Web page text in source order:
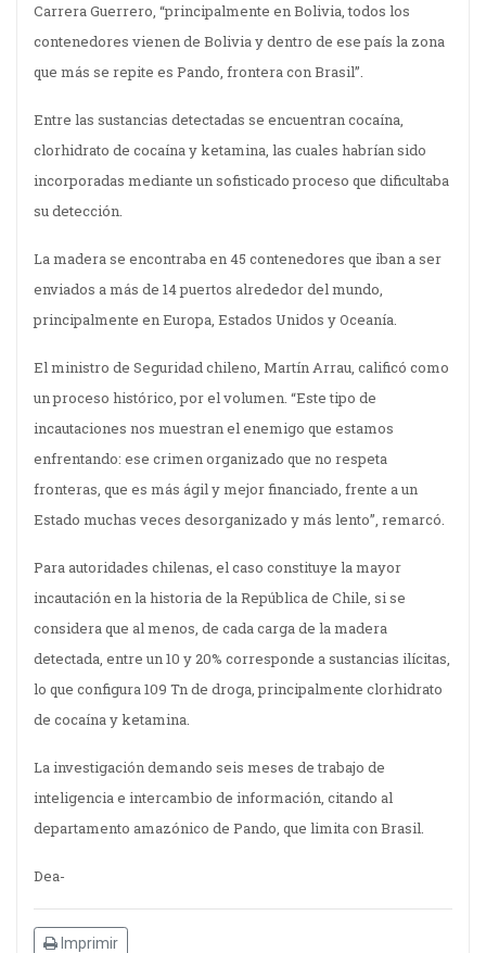
Carrera Guerrero, “principalmente en Bolivia, todos los
contenedores vienen de Bolivia y dentro de ese país la zona
que más se repite es Pando, frontera con Brasil”.
Entre las sustancias detectadas se encuentran cocaína,
clorhidrato de cocaína y ketamina, las cuales habrían sido
incorporadas mediante un sofisticado proceso que dificultaba
su detección.
La madera se encontraba en 45 contenedores que iban a ser
enviados a más de 14 puertos alrededor del mundo,
principalmente en Europa, Estados Unidos y Oceanía.
El ministro de Seguridad chileno, Martín Arrau, calificó como
un proceso histórico, por el volumen. “Este tipo de
incautaciones nos muestran el enemigo que estamos
enfrentando: ese crimen organizado que no respeta
fronteras, que es más ágil y mejor financiado, frente a un
Estado muchas veces desorganizado y más lento”, remarcó.
Para autoridades chilenas, el caso constituye la mayor
incautación en la historia de la República de Chile, si se
considera que al menos, de cada carga de la madera
detectada, entre un 10 y 20% corresponde a sustancias ilícitas,
lo que configura 109 Tn de droga, principalmente clorhidrato
de cocaína y ketamina.
La investigación demando seis meses de trabajo de
inteligencia e intercambio de información, citando al
departamento amazónico de Pando, que limita con Brasil.
Dea-
Imprimir